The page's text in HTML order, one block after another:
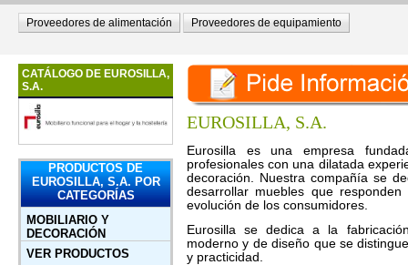
Proveedores de alimentación Proveedores de equipamiento
CATÁLOGO DE EUROSILLA,
S.A.
PRODUCTOS DE
EUROSILLA, S.A. POR
CATEGORÍAS
MOBILIARIO Y
DECORACIÓN
VER PRODUCTOS
EUROSILLA, S.A.
Eurosilla es una empresa
profesionales con una dilatada
decoración. Nuestra compañía se
desarrollar muebles que
evolución de los consumidores.
Eurosilla se dedica a la
moderno y de diseño que se
y practicidad.